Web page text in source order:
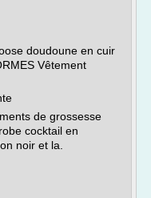
doudoune en cuir
Vêtement
de grossesse
cocktail en
noir et la.